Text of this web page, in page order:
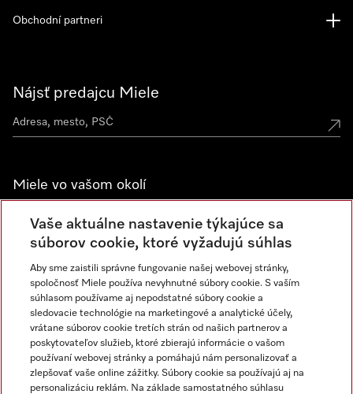
Nájsť predajcu Miele
Miele vo vašom okolí
Spoznajte predajne Miele
Newsletter
Obchodní partneri
Vaše aktuálne nastavenie týkajúce sa
súborov cookie, ktoré vyžadujú súhlas
Aby sme zaistili správne fungovanie našej webovej stránky,
spoločnosť Miele používa nevyhnutné súbory cookie. S vaším
súhlasom používame aj nepodstatné súbory cookie a
sledovacie technológie na marketingové a analytické účely,
vrátane súborov cookie tretích strán od našich partnerov a
poskytovateľov služieb, ktoré zbierajú informácie o vašom
používaní webovej stránky a pomáhajú nám personalizovať a
zlepšovať vaše online zážitky. Súbory cookie sa používajú aj na
personalizáciu reklám. Na základe samostatného súhlasu